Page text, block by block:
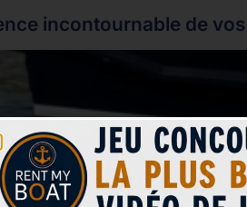
incontournable de